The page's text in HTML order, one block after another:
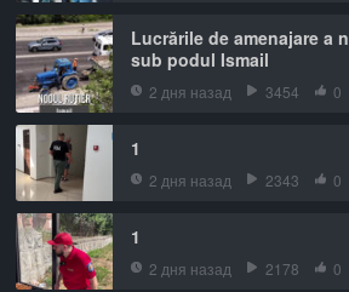
Lucrările de amenajare a
sub podul Ismail
2 дня назад 3454 0
1
2 дня назад 2343 0
1
2 дня назад 2178 0